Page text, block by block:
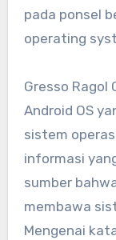
pada ponsel
operating
Gresso Ragol
Android OS
sistem
informasi
sumber
membawa
Mengenai